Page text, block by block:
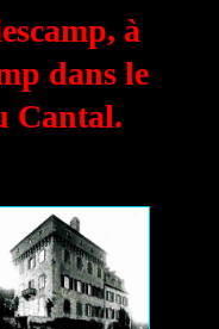
à
dans le
Cantal.